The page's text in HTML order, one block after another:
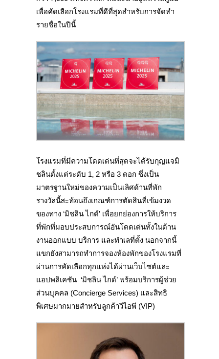
เพื่อคัดเลือกโรงแรมที่ดีที่สุดสำหรับการจัดทำ
รายชื่อในปีนี้
โรงแรมที่มีความโดดเด่นที่สุดจะได้รับกุญแจมิ
ชลินตั้งแต่ระดับ 1, 2 หรือ 3 ดอก ซึ่งเป็น
มาตรฐานใหม่ของความเป็นเลิศด้านที่พัก
รางวัลนี้สะท้อนถึงเกณฑ์การตัดสินที่เข้มงวด
ของทาง ‘มิชลิน ไกด์’ เพื่อยกย่องการให้บริการ
ที่พักที่มอบประสบการณ์อันโดดเด่นทั้งในด้าน
งานออกแบบ บริการ และทำเลที่ตั้ง นอกจากนี้
แขกยังสามารถทำการจองห้องพักของโรงแรมที่
ผ่านการคัดเลือกทุกแห่งได้ผ่านเว็บไซต์และ
แอปพลิเคชัน ‘มิชลิน ไกด์’ พร้อมบริการผู้ช่วย
ส่วนบุคคล (Concierge Services) และสิทธิ
พิเศษมากมายสำหรับลูกค้าวีไอพี (VIP)